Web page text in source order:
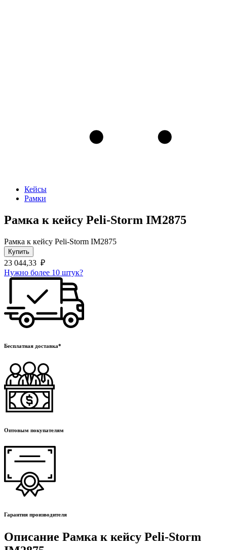
Кейсы
Рамки
Рамка к кейсу Peli-Storm IM2875
Рамка к кейсу Peli-Storm IM2875
Купить
23 044,33 ₽
Нужно более 10 штук?
Бесплатная доставка*
Оптовым покупателям
Гарантия производителя
Описание Рамка к кейсу Peli-Storm